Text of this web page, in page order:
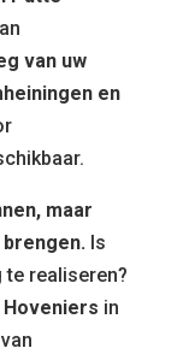
van uw
en
maar
Is
te realiseren?
Hoveniers in